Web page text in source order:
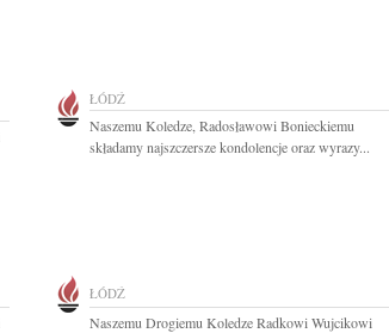
ŁÓDŹ
Naszemu Koledze, Radosławowi Bonieckiemu
składamy najszczersze kondolencje oraz wyrazy...
ŁÓDŹ
Naszemu Drogiemu Koledze Radkowi Wujcikowi